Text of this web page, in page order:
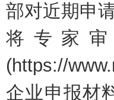
部对近期申
将专家
(https://
企业申报材